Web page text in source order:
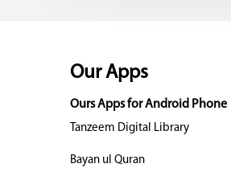
Our Apps
Ours Apps for Android Phone
Tanzeem Digital Library
Bayan ul Quran